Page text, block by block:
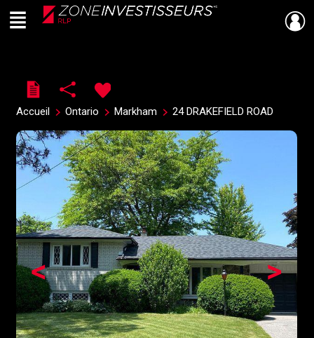
Live
En Direct
Menu
Accueil Ontario Markham 24 DRAKEFIELD ROAD
>
<